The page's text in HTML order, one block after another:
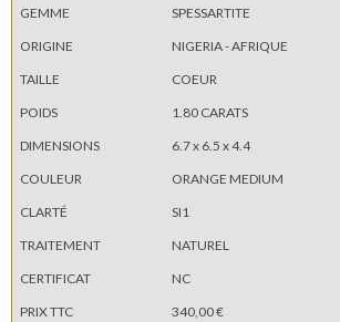
GEMME
SPESSARTITE
ORIGINE
NIGERIA - AFRIQUE
TAILLE
COEUR
POIDS
1.80 CARATS
DIMENSIONS
6.7 x 6.5 x 4.4
COULEUR
ORANGE MEDIUM
CLARTÉ
SI1
TRAITEMENT
NATUREL
CERTIFICAT
NC
PRIX TTC
340,00 €